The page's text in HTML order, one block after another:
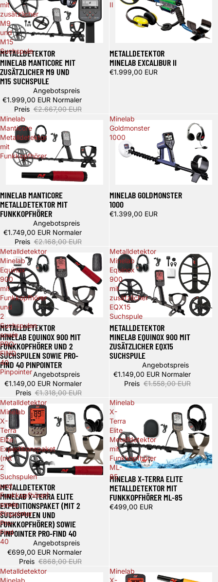
mit
zusätzlicher
M9
und
M15
Suchspule
Spare 668,00 €
METALLDETEKTOR
MINELAB MANTICORE MIT
ZUSÄTZLICHER M9 UND
M15 SUCHSPULE
Angebotspreis
€1.999,00 EUR Normaler
Preis €2.667,00 EUR
II
METALLDETEKTOR
MINELAB EXCALIBUR II
€1.999,00 EUR
Minelab
Manticore
Metalldetektor
mit
Funkkopfhörer
MINELAB MANTICORE
METALLDETEKTOR MIT
FUNKKOPFHÖRER
Angebotspreis
€1.749,00 EUR Normaler
Preis €2.168,00 EUR
Minelab
Goldmonster
1000
MINELAB GOLDMONSTER
1000
€1.399,00 EUR
Metalldetektor
Minelab
Equinox
900
mit
Funkkopfhörer
und
2
Suchspulen
sowie
PRO-
FIND
40
Pinpointer
Spare 169,00 €
METALLDETEKTOR
MINELAB EQUINOX 900 MIT
FUNKKOPFHÖRER UND 2
SUCHSPULEN SOWIE PRO-
FIND 40 PINPOINTER
Angebotspreis
€1.149,00 EUR Normaler
Preis €1.318,00 EUR
Metalldetektor
Minelab
Equinox
900
mit
zusätzlicher
EQX15
Suchspule
Spare 409,00 €
METALLDETEKTOR
MINELAB EQUINOX 900 MIT
ZUSÄTZLICHER EQX15
SUCHSPULE
Angebotspreis
€1.149,00 EUR Normaler
Preis €1.558,00 EUR
Metalldetektor
Minelab
X-
Terra
Elite
Expeditionspaket
(mit
2
Suchspulen
und
Funkkopfhörer)
sowie
Pinpointer
Pro-
Find
40
Spare 169,00 €
METALLDETEKTOR
MINELAB X-TERRA ELITE
EXPEDITIONSPAKET (MIT 2
SUCHSPULEN UND
FUNKKOPFHÖRER) SOWIE
PINPOINTER PRO-FIND 40
Angebotspreis
€699,00 EUR Normaler
Preis €868,00 EUR
Minelab
X-
Terra
Elite
Metalldetektor
mit
Funkkopfhörer
ML-
85Ausverkauft
MINELAB X-TERRA ELITE
METALLDETEKTOR MIT
FUNKKOPFHÖRER ML-85
€499,00 EUR
Metalldetektor
Minelab
Minelab
X-